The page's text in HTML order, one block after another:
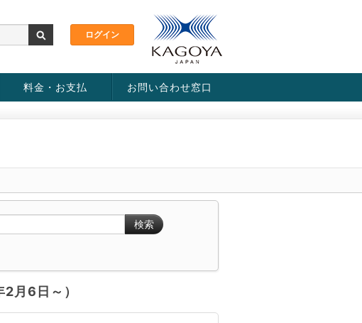
料金・お支払 お問い合わせ窓口
検索
月6日～）